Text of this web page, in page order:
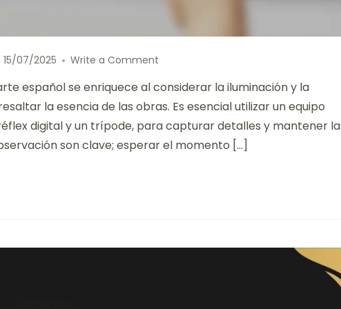
15/07/2025 Write a Comment
es
mi
para
fotografiar
español se enriquece al considerar la iluminación y la
la esencia de las obras. Es esencial utilizar un equipo
digital y un trípode, para capturar detalles y mantener la
son clave; esperar el momento […]